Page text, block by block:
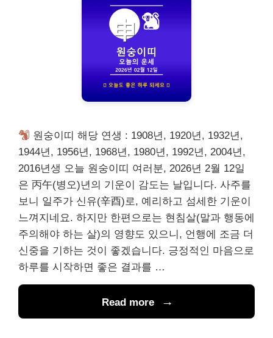
원숭이띠 해당 연생 : 1908년, 1920년, 1932년,
1944년, 1956년, 1968년, 1980년, 1992년, 2004년,
2016년생 오늘 원숭이띠 여러분, 2026년 2월 12일
은 丙午(병오)년의 기운이 감도는 날입니다. 사주를
보니 일주가 신유(辛酉)로, 예리하고 섬세한 기운이
느껴지네요. 하지만 한편으로는 현침살(말과 행동에
주의해야 하는 살)의 영향도 있으니, 언행에 조금 더
신중을 기하는 것이 좋겠습니다. 긍정적인 마음으로
하루를 시작하면 좋은 결과를 …
Read more